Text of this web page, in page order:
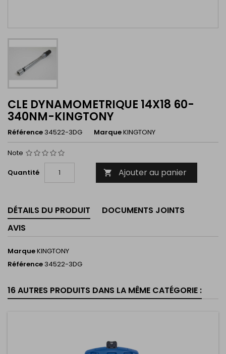
CLE DYNAMOMETRIQUE 14X18 60-
340NM-KINGTONY
Référence 34522-3DG MarqueKINGTONY
Note
Quantité  Ajouter au panier
DÉTAILS DU PRODUIT
DOCUMENTS JOINTS
AVIS
MarqueKINGTONY
Référence 34522-3DG
16 AUTRES PRODUITS DANS LA MÊME CATÉGORIE :